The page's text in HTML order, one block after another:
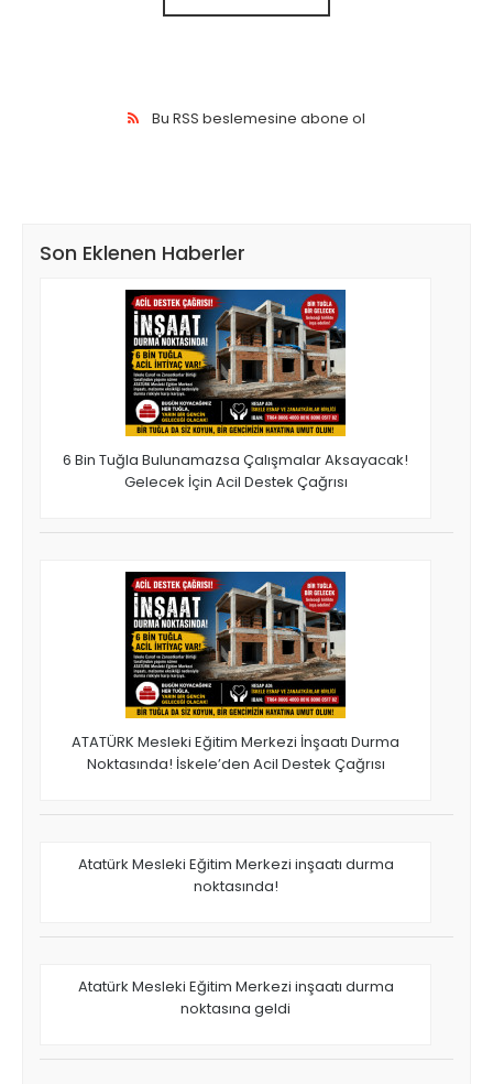
Bu RSS beslemesine abone ol
Son Eklenen Haberler
6 Bin Tuğla Bulunamazsa Çalışmalar Aksayacak!
Gelecek İçin Acil Destek Çağrısı
ATATÜRK Mesleki Eğitim Merkezi İnşaatı Durma
Noktasında! İskele’den Acil Destek Çağrısı
Atatürk Mesleki Eğitim Merkezi inşaatı durma
noktasında!
Atatürk Mesleki Eğitim Merkezi inşaatı durma
noktasına geldi